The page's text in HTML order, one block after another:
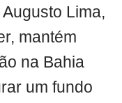
Lima,
mantém
na Bahia
um fundo